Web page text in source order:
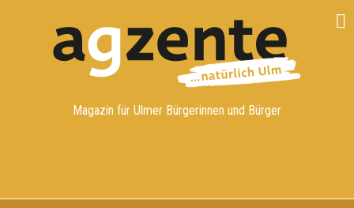
Magazin für Ulmer Bürgerinnen und Bürger